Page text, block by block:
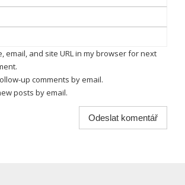
email, and site URL in my browser for next
up comments by email.
posts by email.